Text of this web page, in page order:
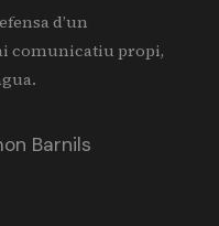
d’un
comunicatiu propi,
Barnils